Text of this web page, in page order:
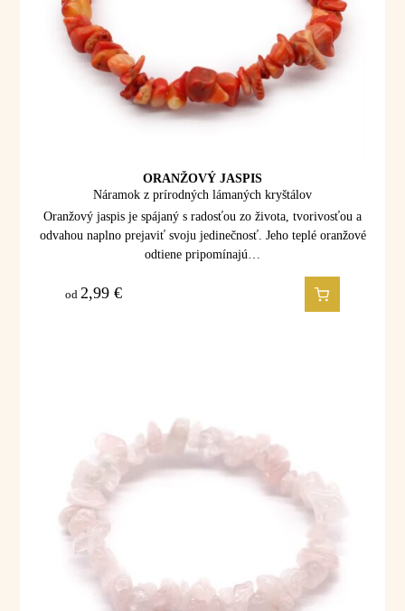
ORANŽOVÝ JASPIS
Náramok z prírodných lámaných kryštálov
Oranžový jaspis je spájaný s radosťou zo života, tvorivosťou a
odvahou naplno prejaviť svoju jedinečnosť. Jeho teplé oranžové
odtiene pripomínajú…
od 2,99€